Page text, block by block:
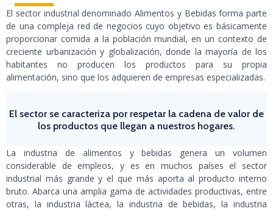
El sector industrial denominado Alimentos y Bebidas forma parte
de una compleja red de negocios cuyo objetivo es básicamente
proporcionar comida a la población mundial, en un contexto de
creciente urbanización y globalización, donde la mayoría de los
habitantes no producen los productos para su propia
alimentación, sino que los adquieren de empresas especializadas.
El sector se caracteriza por respetar la cadena de valor de
los productos que llegan a nuestros hogares.
La industria de alimentos y bebidas genera un volumen
considerable de empleos, y es en muchos países el sector
industrial más grande y el que más aporta al producto interno
bruto. Abarca una amplia gama de actividades productivas, entre
otras, la industria láctea, la industria de bebidas, la industria